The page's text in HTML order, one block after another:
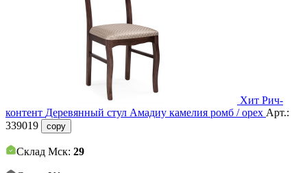
Хит Рич-
контент Деревянный стул Амадиу камелия ромб / орех Арт.:
339019
copy
Склад Мск: 29